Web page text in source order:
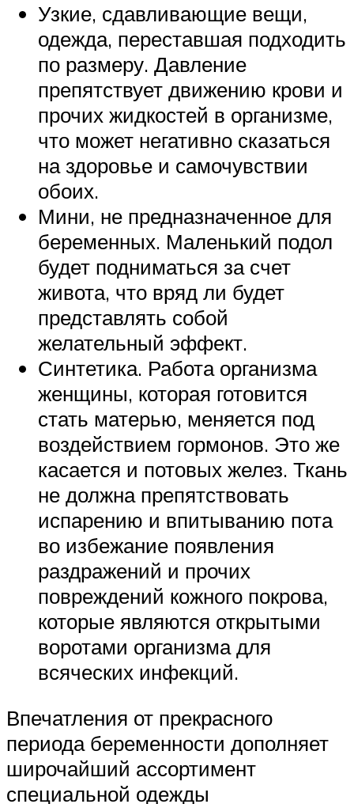
Узкие, сдавливающие вещи,
одежда, переставшая подходить
по размеру. Давление
препятствует движению крови и
прочих жидкостей в организме,
что может негативно сказаться
на здоровье и самочувствии
обоих.
Мини, не предназначенное для
беременных. Маленький подол
будет подниматься за счет
живота, что вряд ли будет
представлять собой
желательный эффект.
Синтетика. Работа организма
женщины, которая готовится
стать матерью, меняется под
воздействием гормонов. Это же
касается и потовых желез. Ткань
не должна препятствовать
испарению и впитыванию пота
во избежание появления
раздражений и прочих
повреждений кожного покрова,
которые являются открытыми
воротами организма для
всяческих инфекций.
Впечатления от прекрасного
периода беременности дополняет
широчайший ассортимент
специальной одежды